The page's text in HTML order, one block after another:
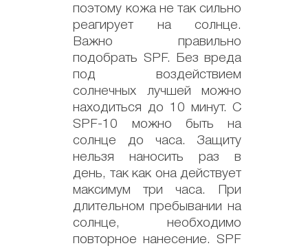
поэтому кожа не так сильно
реагирует на солнце.
Важно правильно
подобрать SPF. Без вреда
под воздействием
солнечных лучшей можно
находиться до 10 минут. С
SPF-10 можно быть на
солнце до часа. Защиту
нельзя наносить раз в
день, так как она действует
максимум три часа. При
длительном пребывании на
солнце, необходимо
повторное нанесение. SPF